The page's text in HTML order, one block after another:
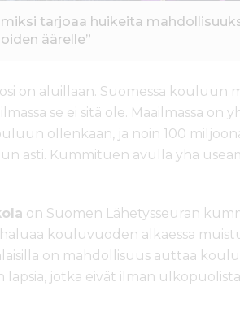
tarjoaa huikeita
äärelle”
on aluillaan. Suomessa kouluun
se ei sitä ole. Maailmassa on
ollenkaan, ja noin 100
asti. Kummituen avulla yhä
on Suomen Lähetysseuran
haluaa kouluvuoden alkaessa
on mahdollisuus auttaa
lapsia, jotka eivät ilman